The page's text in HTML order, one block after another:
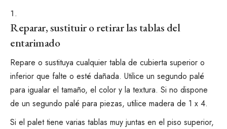
Reparar, sustituir o retirar las tablas del
entarimado
Repare o sustituya cualquier tabla de cubierta superior o
inferior que falte o esté dañada. Utilice un segundo palé
para igualar el tamaño, el color y la textura. Si no dispone
de un segundo palé para piezas, utilice madera de 1 x 4.
Si el palet tiene varias tablas muy juntas en el piso superior,